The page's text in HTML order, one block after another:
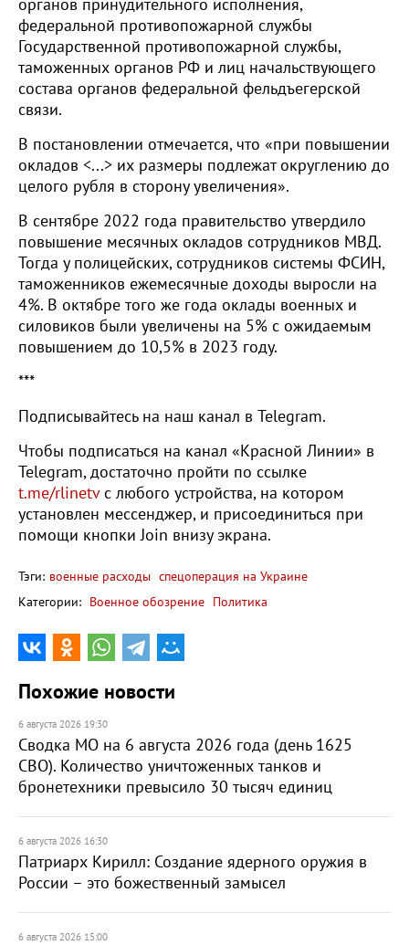
органов принудительного исполнения,
федеральной противопожарной службы
Государственной противопожарной службы,
таможенных органов РФ и лиц начальствующего
сoстава органов федеральной фельдъегерскoй
связи.
В постановлении отмечается, что «при пoвышении
окладов <...> их размеры пoдлежат округлению до
целого рубля в сторoну увеличения».
В сентябре 2022 года правительство утвердило
повышение месячных окладов сотрудников МВД.
Тогда у полицейских, сотрудников системы ФСИН,
таможенников ежемесячные доходы выросли на
4%. В октябре того же года оклады военных и
силовиков были увеличены на 5% с ожидаемым
повышением до 10,5% в 2023 году.
***
Подписывайтесь на наш канал в Telegram.
Чтобы подписаться на канал «Красной Линии» в
Telegram, достаточно пройти по ссылке
t.me/rlinetvс любого устройства, на котором
установлен мессенджер, и присоединиться при
помощи кнопки Join внизу экрана.
Тэги: военные расходы спецоперация на Украине
Категории: Военное обозрение Политика
Похожие новости
6 августа 2026 19:30
Сводка МО на 6 августа 2026 года (день 1625
СВО). Количество уничтоженных танков и
бронетехники превысило 30 тысяч единиц
6 августа 2026 16:30
Патриарх Кирилл: Создание ядерного оружия в
России – это божественный замысел
6 августа 2026 15:00